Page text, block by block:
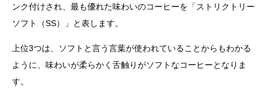
ンク付けされ、最も優れた味わいのコーヒーを「ストリクトリー
ソフト（SS）」と表します。
上位3つは、ソフトと言う言葉が使われていることからもわかる
ように、味わいが柔らかく舌触りがソフトなコーヒーとなりま
す。